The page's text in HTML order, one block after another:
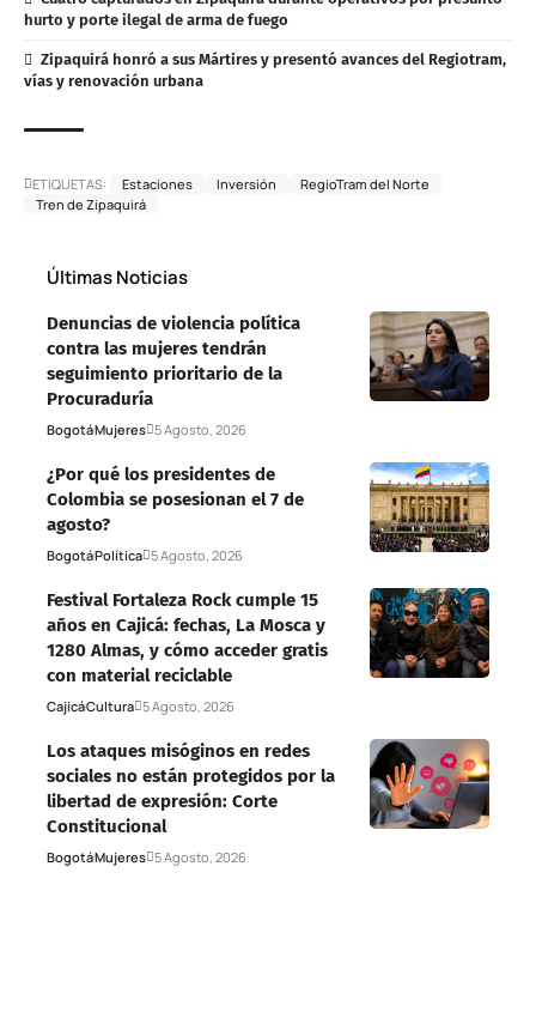
hurto y porte ilegal de arma de fuego
Zipaquirá honró a sus Mártires y presentó avances del Regiotram,
vías y renovación urbana
ETIQUETAS: Estaciones Inversión
RegioTram del Norte
Tren de Zipaquirá
Últimas Noticias
Denuncias de violencia política
contra las mujeres tendrán
seguimiento prioritario de la
Procuraduría
BogotáMujeres 5 Agosto, 2026
¿Por qué los presidentes de
Colombia se posesionan el 7 de
agosto?
BogotáPolítica 5 Agosto, 2026
Festival Fortaleza Rock cumple 15
años en Cajicá: fechas, La Mosca y
1280 Almas, y cómo acceder gratis
con material reciclable
CajicáCultura 5 Agosto, 2026
Los ataques misóginos en redes
sociales no están protegidos por la
libertad de expresión: Corte
Constitucional
BogotáMujeres 5 Agosto, 2026